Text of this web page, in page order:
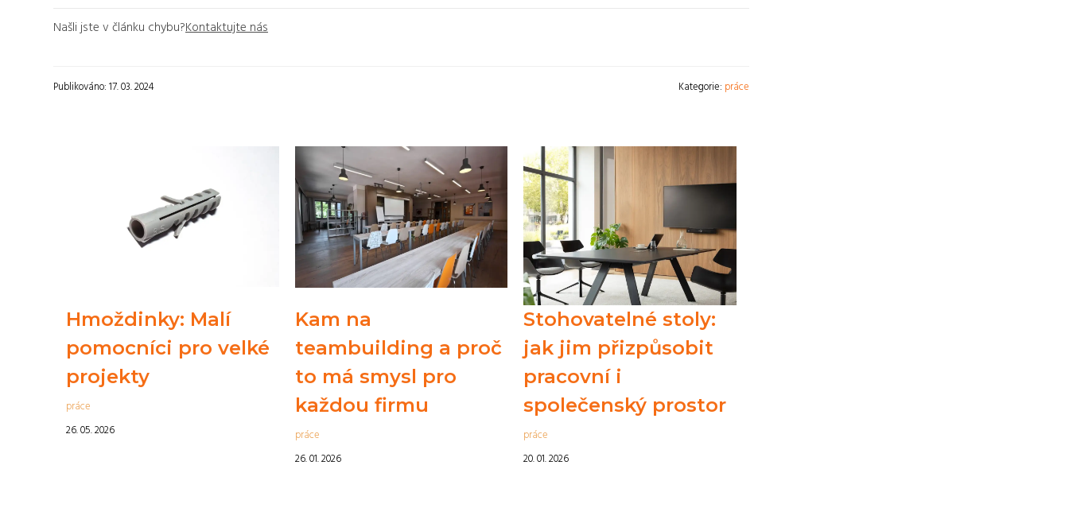
Našli jste v článku chybu?Kontaktujte nás
Publikováno: 17. 03. 2024 Kategorie: práce
Hmoždinky: Malí
pomocníci pro velké
projekty
práce
26. 05. 2026
Kam na
teambuilding a proč
to má smysl pro
každou firmu
práce
26. 01. 2026
Stohovatelné stoly:
jak jim přizpůsobit
pracovní i
společenský prostor
práce
20. 01. 2026